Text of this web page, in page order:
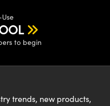
to begin
trends, new products,